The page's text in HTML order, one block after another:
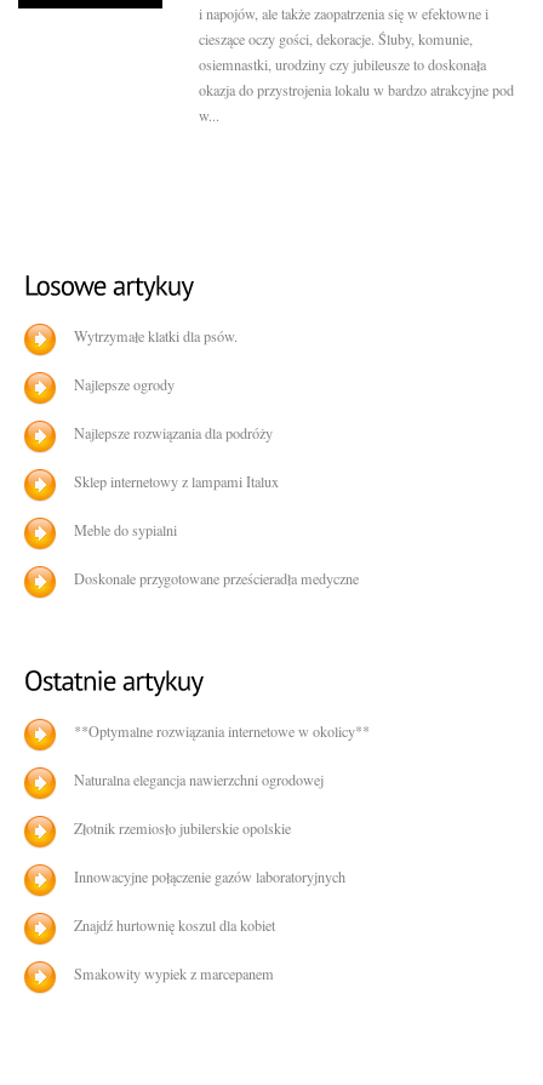
i napojów, ale także zaopatrzenia się w efektowne i
cieszące oczy gości, dekoracje. Śluby, komunie,
osiemnastki, urodziny czy jubileusze to doskonała
okazja do przystrojenia lokalu w bardzo atrakcyjne pod
w...
Wytrzymałe klatki dla psów.
Najlepsze ogrody
Najlepsze rozwiązania dla podróży
Sklep internetowy z lampami Italux
Meble do sypialni
Doskonale przygotowane prześcieradła medyczne
**Optymalne rozwiązania internetowe w okolicy**
Naturalna elegancja nawierzchni ogrodowej
Złotnik rzemiosło jubilerskie opolskie
Innowacyjne połączenie gazów laboratoryjnych
Znajdź hurtownię koszul dla kobiet
Smakowity wypiek z marcepanem